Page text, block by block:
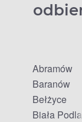
Abramów
Baranów
Bełżyce
Biała